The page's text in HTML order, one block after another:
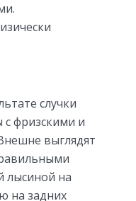
случки
с фризскими и
выглядят
лысиной на
на задних